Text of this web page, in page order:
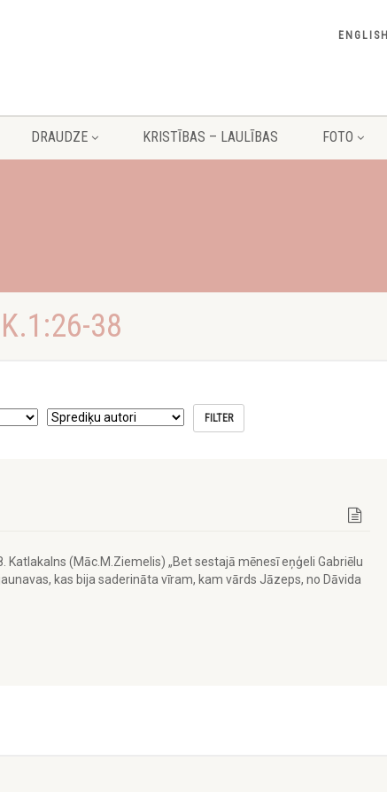
ENGLISH
DRAUDZE KRISTĪBAS – LAULĪBAS FOTO
38
Katlakalns (Māc.M.Ziemelis) „Bet sestajā mēnesī eņģeli Gabriēlu
kas bija saderināta vīram, kam vārds Jāzeps, no Dāvida